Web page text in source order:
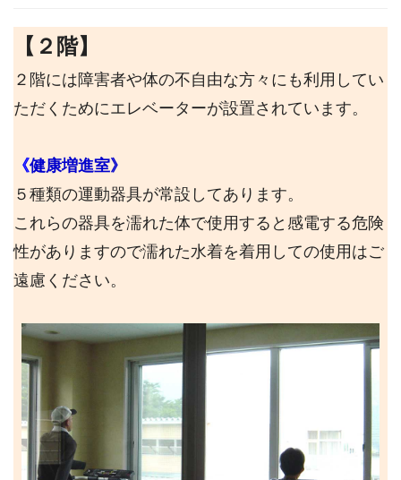
【２階】
２階には障害者や体の不自由な方々にも利用してい
ただくためにエレベーターが設置されています。
《健康増進室》
５種類の運動器具が常設してあります。
これらの器具を濡れた体で使用すると感電する危険
性がありますので濡れた水着を着用しての使用はご
遠慮ください。